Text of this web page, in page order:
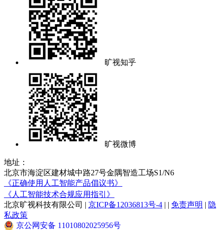
旷视知乎
旷视微博
地址：
北京市海淀区建材城中路27号金隅智造工场S1/N6
《正确使用人工智能产品倡议书》
《人工智能技术合规应用指引》
北京旷视科技有限公司 | 京ICP备12036813号-4 | | 免责声明 | 隐
私政策
京公网安备 11010802025956号